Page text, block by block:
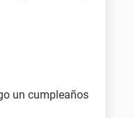
un cumpleaños